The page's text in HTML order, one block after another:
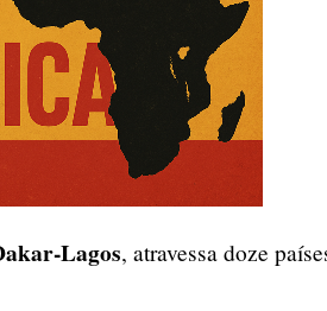
Lagos, atravessa doze